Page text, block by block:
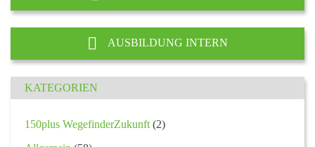
AUSBILDUNG INTERN
KATEGORIEN
150plus WegefinderZukunft (2)